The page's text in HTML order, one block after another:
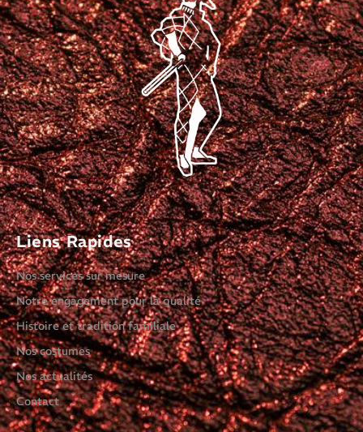
Liens Rapides
Nos services sur mesure
Notre engagement pour la qualité
Histoire et tradition familiale
Nos costumes
Nos actualités
Contact